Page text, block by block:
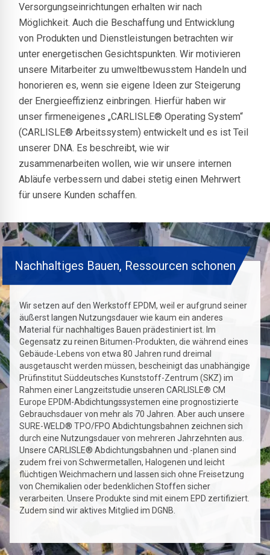
Versorgungseinrichtungen erhalten wir nach
Möglichkeit. Auch die Beschaffung und Entwicklung
von Produkten und Dienstleistungen betrachten wir
unter energetischen Gesichtspunkten. Wir motivieren
unsere Mitarbeiter zu umweltbewusstem Handeln und
honorieren es, wenn sie eigene Ideen zur Steigerung
der Energieeffizienz einbringen. Hierfür haben wir
unser firmeneigenes „CARLISLE® Operating System“
(CARLISLE® Arbeitssystem) entwickelt und es ist Teil
unserer DNA. Es beschreibt, wie wir
zusammenarbeiten wollen, wie wir unsere internen
Abläufe verbessern und dabei stetig einen Mehrwert
für unsere Kunden schaffen.
Nachhaltiges Bauen, Ressourcen schonen
Wir setzen auf den Werkstoff EPDM, weil er aufgrund seiner
äußerst langen Nutzungsdauer wie kaum ein anderes
Material für nachhaltiges Bauen prädestiniert ist. Im
Gegensatz zu reinen Bitumen-Produkten, die während eines
Gebäude-Lebens von etwa 80 Jahren rund dreimal
ausgetauscht werden müssen, bescheinigt das unabhängige
Prüfinstitut Süddeutsches Kunststoff-Zentrum (SKZ) im
Rahmen einer Langzeitstudie unseren CARLISLE® CM
Europe EPDM-Abdichtungssystemen eine prognostizierte
Gebrauchsdauer von mehr als 70 Jahren. Aber auch unsere
SURE-WELD® TPO/FPO Abdichtungsbahnen zeichnen sich
durch eine Nutzungsdauer von mehreren Jahrzehnten aus.
Unsere CARLISLE® Abdichtungsbahnen und -planen sind
zudem frei von Schwermetallen, Halogenen und leicht
flüchtigen Weichmachern und lassen sich ohne Freisetzung
von Chemikalien oder bedenklichen Stoffen sicher
verarbeiten. Unsere Produkte sind mit einem EPD zertifiziert.
Zudem sind wir aktives Mitglied im DGNB.